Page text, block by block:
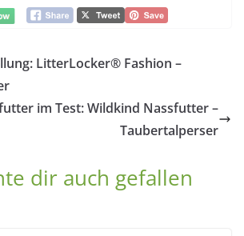
im Test: Wildkind Nassfutter –
dir auch gefallen
im Test: Pet Greens Snack